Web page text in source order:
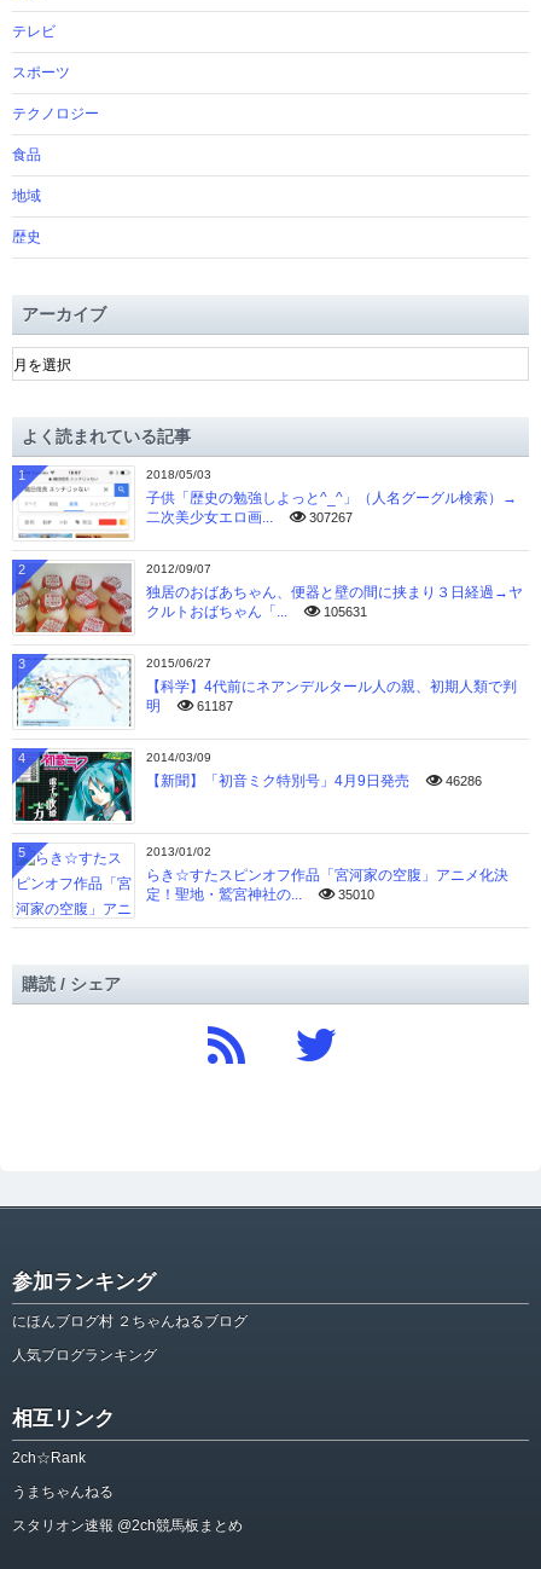
テレビ
スポーツ
テクノロジー
食品
地域
歴史
アーカイブ
ア
ー
ブよく読まれている記事
2018/05/03
子供「歴史の勉強しよっと^_^」（人名グーグル検索）→
二次美少女エロ画...
307267
1
2012/09/07
独居のおばあちゃん、便器と壁の間に挟まり３日経過→ヤ
クルトおばちゃん「...
105631
2
2015/06/27
【科学】4代前にネアンデルタール人の親、初期人類で判
明
61187
3
2014/03/09
【新聞】「初音ミク特別号」4月9日発売 46286
4
2013/01/02
らき☆すたスピンオフ作品「宮河家の空腹」アニメ化決
定！聖地・鷲宮神社の...
35010
5
購読 / シェア
参加ランキング
にほんブログ村 ２ちゃんねるブログ
人気ブログランキング
相互リンク
2ch☆Rank
うまちゃんねる
スタリオン速報 @2ch競馬板まとめ